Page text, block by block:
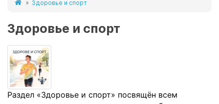
Здоровье и спорт
Здоровье и спорт
Раздел «Здоровье и спорт» посвящён всем